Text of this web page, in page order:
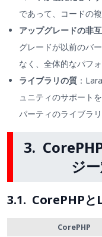
であって、コードの
アップグレードの非
グレードが以前のバ
なく、全体的なパフ
ライブラリの質 ：
ュニティのサポート
パーティのライブラ
3.
ジ
3.1. CorePHP
CorePHP